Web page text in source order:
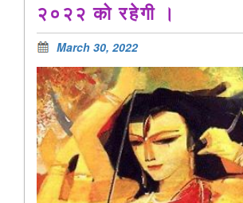
२०२२ को रहेगी ।
March 30, 2022